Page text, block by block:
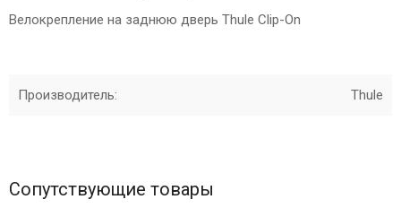
Велокрепление на заднюю дверь Thule Clip-On
Производитель: Thule
Сопутствующие товары